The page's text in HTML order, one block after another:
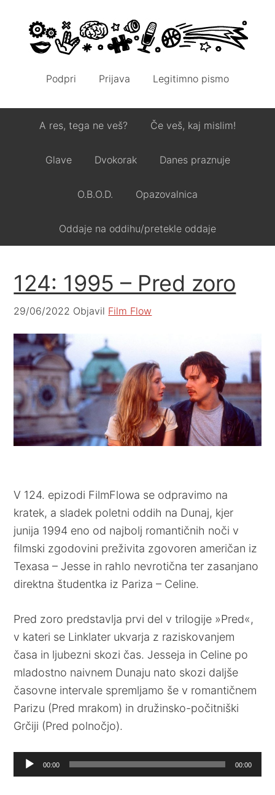
Podpri Prijava Legitimno pismo
A res, tega ne veš? Če veš, kaj mislim!
Glave Dvokorak Danes praznuje
O.B.O.D. Opazovalnica
Oddaje na oddihu/pretekle oddaje
124: 1995 – Pred zoro
29/06/2022 Objavil Film Flow
V 124. epizodi FilmFlowa se odpravimo na
kratek, a sladek poletni oddih na Dunaj, kjer
junija 1994 eno od najbolj romantičnih noči v
filmski zgodovini preživita zgovoren američan iz
Texasa – Jesse in rahlo nevrotična ter zasanjano
direktna študentka iz Pariza – Celine.
Pred zoro predstavlja prvi del v trilogije »Pred«,
v kateri se Linklater ukvarja z raziskovanjem
časa in ljubezni skozi čas. Jesseja in Celine po
mladostno naivnem Dunaju nato skozi daljše
časovne intervale spremljamo še v romantičnem
Parizu (Pred mrakom) in družinsko-počitniški
Grčiji (Pred polnočjo).
Audio
Player
00:00 00:00